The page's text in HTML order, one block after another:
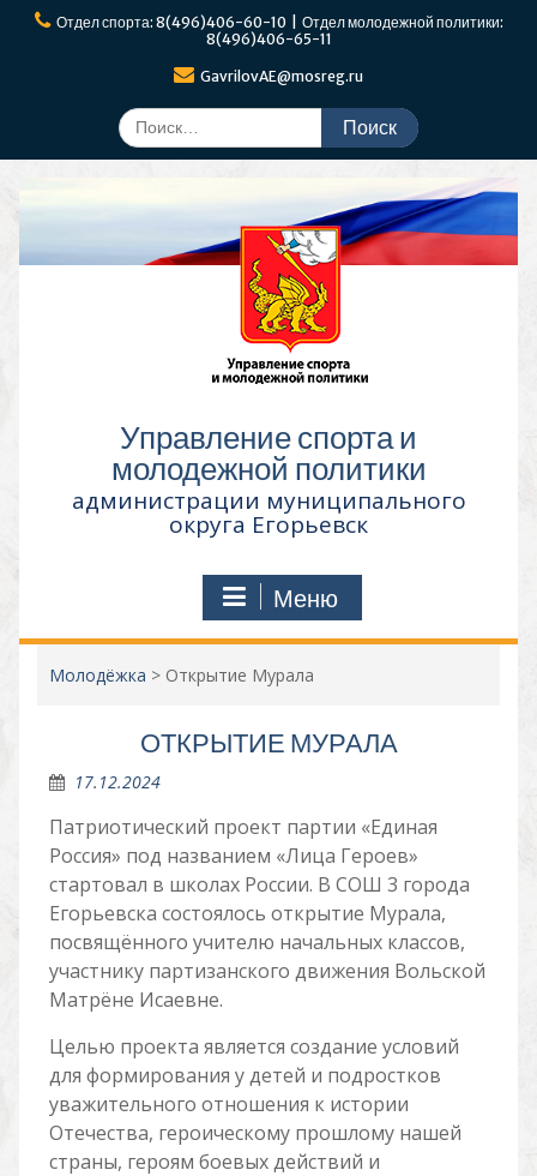
ПерейтиОтдел спорта: 8(496)406-60-10 | Отдел молодежной политики:
8(496)406-65-11
GavrilovAE@mosreg.ru
Поиск
по:
Управление спорта и
молодежной политики
администрации муниципального
округа Егорьевск
Меню
Молодёжка > Открытие Мурала
ОТКРЫТИЕ МУРАЛА
17.12.2024
Патриотический проект партии «Единая
Россия» под названием «Лица Героев»
стартовал в школах России. В СОШ 3 города
Егорьевска состоялось открытие Мурала,
посвящённого учителю начальных классов,
участнику партизанского движения Вольской
Матрёне Исаевне.
Целью проекта является создание условий
для формирования у детей и подростков
уважительного отношения к истории
Отечества, героическому прошлому нашей
страны, героям боевых действий и